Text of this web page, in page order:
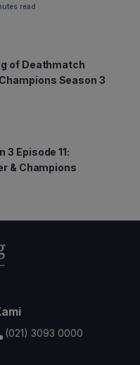
read
of Deathmatch
Season 3
3 Episode 11:
& Champions
(021) 3093 0000